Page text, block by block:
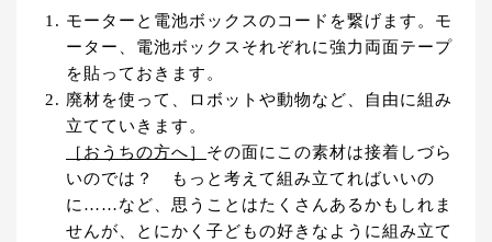
モーターと電池ボックスのコードを繋げます。モ
ーター、電池ボックスそれぞれに強力両面テープ
を貼っておきます。
廃材を使って、ロボットや動物など、自由に組み
立てていきます。
［おうちの方へ］ その面にこの素材は接着しづら
いのでは？ もっと考えて組み立てればいいの
に……など、思うことはたくさんあるかもしれま
せんが、とにかく子どもの好きなように組み立て